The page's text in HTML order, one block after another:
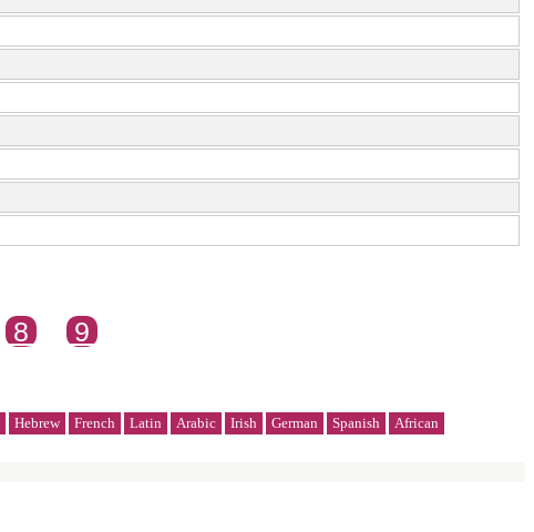
8 9
Hebrew French Latin Arabic Irish German Spanish African